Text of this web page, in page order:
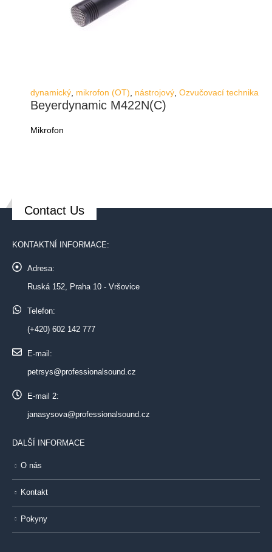
dynamický, mikrofon (OT), nástrojový, Ozvučovací technika
Beyerdynamic M422N(C)
Mikrofon
Contact Us
KONTAKTNÍ INFORMACE:
Adresa:
Ruská 152, Praha 10 - Vršovice
Telefon:
(+420) 602 142 777
E-mail:
petrsys@professionalsound.cz
E-mail 2:
janasysova@professionalsound.cz
DALŠÍ INFORMACE
O nás
Kontakt
Pokyny